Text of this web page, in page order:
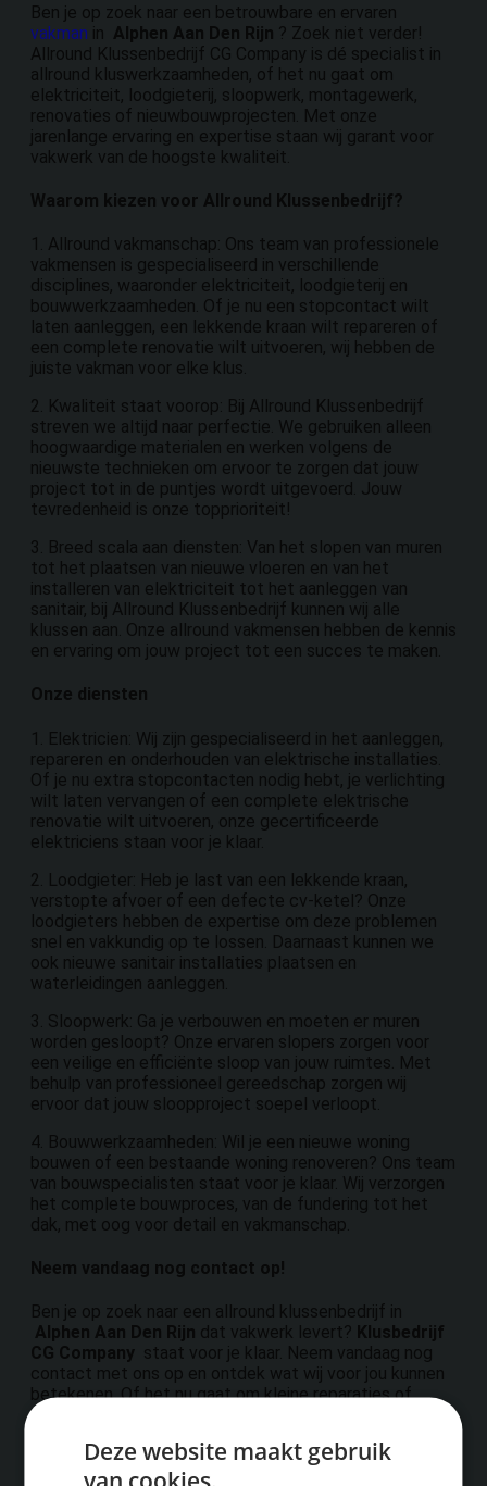
Ben je op zoek naar een betrouwbare en ervaren
vakman in Alphen Aan Den Rijn ? Zoek niet verder!
Allround Klussenbedrijf CG Company is dé specialist in
allround kluswerkzaamheden, of het nu gaat om
elektriciteit, loodgieterij, sloopwerk, montagewerk,
renovaties of nieuwbouwprojecten. Met onze
jarenlange ervaring en expertise staan wij garant voor
vakwerk van de hoogste kwaliteit.
Waarom kiezen voor Allround Klussenbedrijf?
1. Allround vakmanschap: Ons team van professionele
vakmensen is gespecialiseerd in verschillende
disciplines, waaronder elektriciteit, loodgieterij en
bouwwerkzaamheden. Of je nu een stopcontact wilt
laten aanleggen, een lekkende kraan wilt repareren of
een complete renovatie wilt uitvoeren, wij hebben de
juiste vakman voor elke klus.
2. Kwaliteit staat voorop: Bij Allround Klussenbedrijf
streven we altijd naar perfectie. We gebruiken alleen
hoogwaardige materialen en werken volgens de
nieuwste technieken om ervoor te zorgen dat jouw
project tot in de puntjes wordt uitgevoerd. Jouw
tevredenheid is onze topprioriteit!
3. Breed scala aan diensten: Van het slopen van muren
tot het plaatsen van nieuwe vloeren en van het
installeren van elektriciteit tot het aanleggen van
sanitair, bij Allround Klussenbedrijf kunnen wij alle
klussen aan. Onze allround vakmensen hebben de kennis
en ervaring om jouw project tot een succes te maken.
Onze diensten
1. Elektricien: Wij zijn gespecialiseerd in het aanleggen,
repareren en onderhouden van elektrische installaties.
Of je nu extra stopcontacten nodig hebt, je verlichting
wilt laten vervangen of een complete elektrische
renovatie wilt uitvoeren, onze gecertificeerde
elektriciens staan voor je klaar.
2. Loodgieter: Heb je last van een lekkende kraan,
verstopte afvoer of een defecte cv-ketel? Onze
loodgieters hebben de expertise om deze problemen
snel en vakkundig op te lossen. Daarnaast kunnen we
ook nieuwe sanitair installaties plaatsen en
waterleidingen aanleggen.
3. Sloopwerk: Ga je verbouwen en moeten er muren
worden gesloopt? Onze ervaren slopers zorgen voor
een veilige en efficiënte sloop van jouw ruimtes. Met
behulp van professioneel gereedschap zorgen wij
ervoor dat jouw sloopproject soepel verloopt.
4. Bouwwerkzaamheden: Wil je een nieuwe woning
bouwen of een bestaande woning renoveren? Ons team
van bouwspecialisten staat voor je klaar. Wij verzorgen
het complete bouwproces, van de fundering tot het
dak, met oog voor detail en vakmanschap.
Neem vandaag nog contact op!
Ben je op zoek naar een allround klussenbedrijf in
Alphen Aan Den Rijn dat vakwerk levert? Klusbedrijf
CG Company staat voor je klaar. Neem vandaag nog
contact met ons op en ontdek wat wij voor jou kunnen
betekenen. Of het nu gaat om kleine reparaties of
grote renovatieprojecten, wij leveren altijd uitstekende
Deze website maakt gebruik
van cookies.